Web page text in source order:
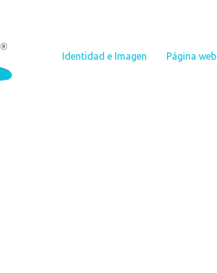
Identidad e Imagen
Página web